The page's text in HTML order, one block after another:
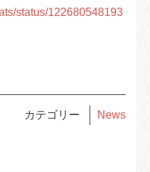
status/122680548193
カテゴリー News